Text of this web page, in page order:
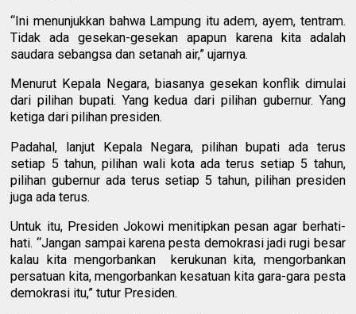
“Ini menunjukkan bahwa Lampung itu adem, ayem, tentram.
Tidak ada gesekan-gesekan apapun karena kita adalah
saudara sebangsa dan setanah air,” ujarnya.
Menurut Kepala Negara, biasanya gesekan konflik dimulai
dari pilihan bupati. Yang kedua dari pilihan gubernur. Yang
ketiga dari pilihan presiden.
Padahal, lanjut Kepala Negara, pilihan bupati ada terus
setiap 5 tahun, pilihan wali kota ada terus setiap 5 tahun,
pilihan gubernur ada terus setiap 5 tahun, pilihan presiden
juga ada terus.
Untuk itu, Presiden Jokowi menitipkan pesan agar berhati-
hati. “Jangan sampai karena pesta demokrasi jadi rugi besar
kalau kita mengorbankan kerukunan kita, mengorbankan
persatuan kita, mengorbankan kesatuan kita gara-gara pesta
demokrasi itu,” tutur Presiden.